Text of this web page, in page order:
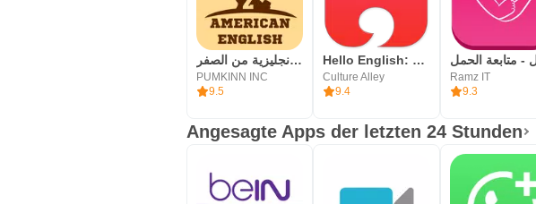
تعلم اللغة الانجليزية من الصفر
PUMKINN INC
9.5
Hello English: Learn English
Culture Alley
9.4
Ramz IT
9.3
Angesagte Apps der letzten 24 Stunden